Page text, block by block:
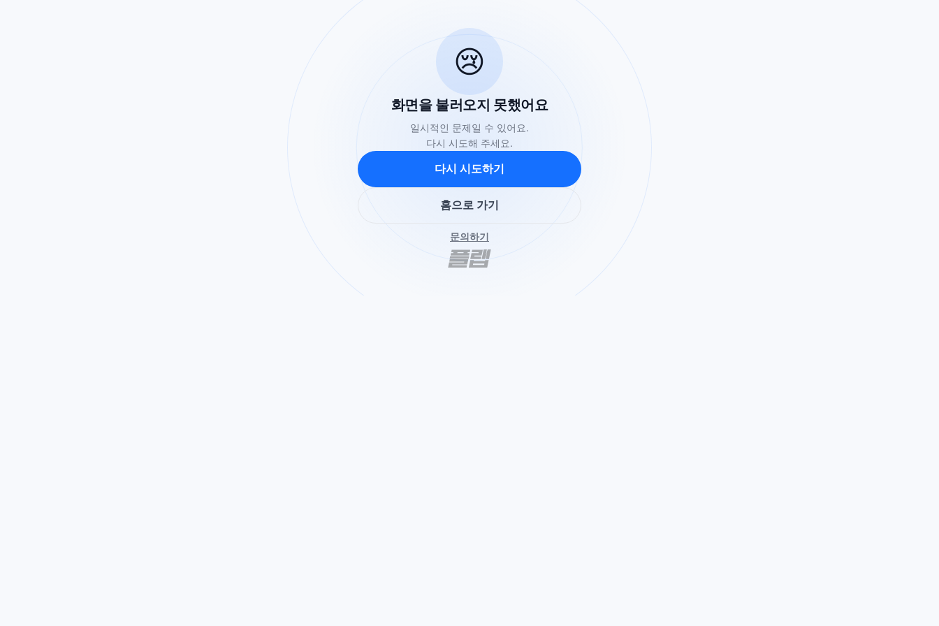
😢
화면을 불러오지 못했어요
일시적인 문제일 수 있어요.
다시 시도해 주세요.
다시 시도하기
홈으로 가기
문의하기